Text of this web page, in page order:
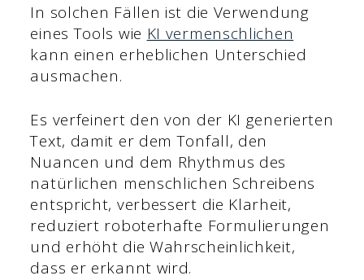
In solchen Fällen ist die Verwendung
eines Tools wie KI vermenschlichen
kann einen erheblichen Unterschied
ausmachen.
Es verfeinert den von der KI generierten
Text, damit er dem Tonfall, den
Nuancen und dem Rhythmus des
natürlichen menschlichen Schreibens
entspricht, verbessert die Klarheit,
reduziert roboterhafte Formulierungen
und erhöht die Wahrscheinlichkeit,
dass er erkannt wird.